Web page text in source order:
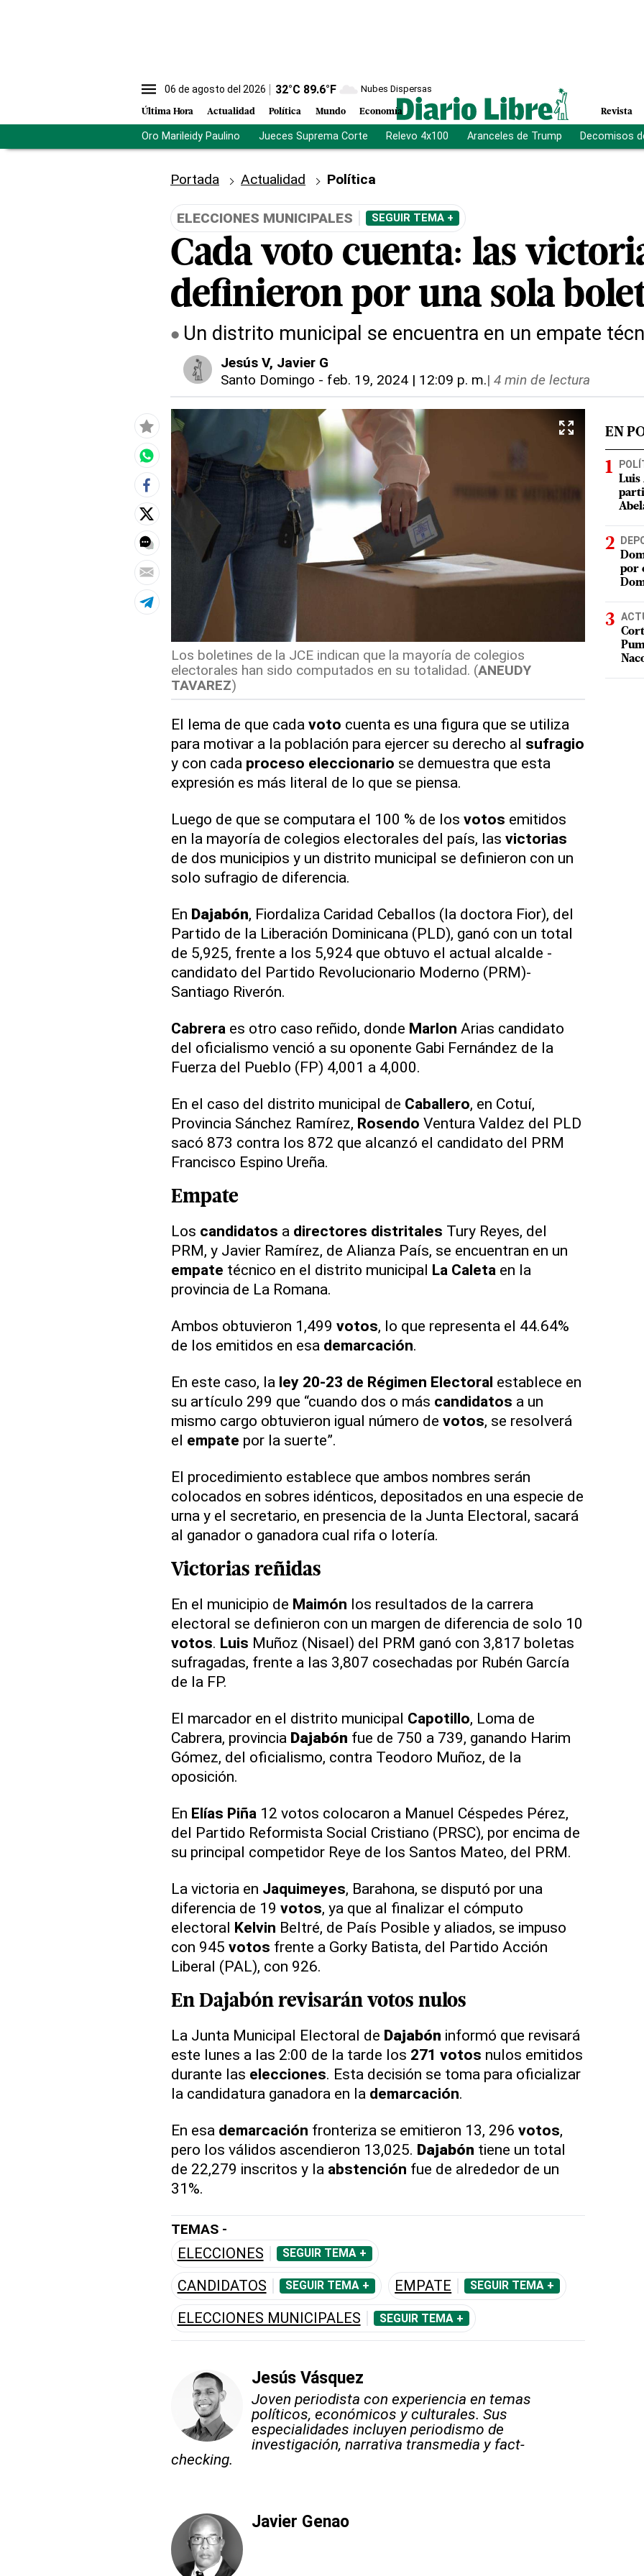
06 de agosto del 2026 32°C 89.6°F Nubes Dispersas
Última Hora Actualidad Política Mundo Economía Revista
Oro Marileidy Paulino Jueces Suprema Corte Relevo 4x100 Aranceles de Trump Decomisos
Portada Actualidad Política
ELECCIONES MUNICIPALES SEGUIR TEMA +
Cada voto cuenta: las
definieron por una sola
Un distrito municipal se encuentra en un empate
Jesús V, Javier G
Santo Domingo - feb. 19, 2024 | 12:09 p. m.| 4 min de lectura
Los boletines de la JCE indican que la mayoría de colegios
electorales han sido computados en su totalidad. (ANEUDY
TAVAREZ)
El lema de que cada voto cuenta es una figura que se utiliza
para motivar a la población para ejercer su derecho al sufragio
y con cada proceso eleccionario se demuestra que esta
expresión es más literal de lo que se piensa.
Luego de que se computara el 100 % de los votos emitidos
en la mayoría de colegios electorales del país, las victorias
de dos municipios y un distrito municipal se definieron con un
solo sufragio de diferencia.
En Dajabón, Fiordaliza Caridad Ceballos (la doctora Fior), del
Partido de la Liberación Dominicana (PLD), ganó con un total
de 5,925, frente a los 5,924 que obtuvo el actual alcalde -
candidato del Partido Revolucionario Moderno (PRM)-
Santiago Riverón.
Cabrera es otro caso reñido, donde Marlon Arias candidato
del oficialismo venció a su oponente Gabi Fernández de la
Fuerza del Pueblo (FP) 4,001 a 4,000.
En el caso del distrito municipal de Caballero, en Cotuí,
Provincia Sánchez Ramírez, Rosendo Ventura Valdez del PLD
sacó 873 contra los 872 que alcanzó el candidato del PRM
Francisco Espino Ureña.
Empate
Los candidatos a directores distritales Tury Reyes, del
PRM, y Javier Ramírez, de Alianza País, se encuentran en un
empate técnico en el distrito municipal La Caleta en la
provincia de La Romana.
Ambos obtuvieron 1,499 votos, lo que representa el 44.64%
de los emitidos en esa demarcación.
En este caso, la ley 20-23 de Régimen Electoral establece en
su artículo 299 que “cuando dos o más candidatos a un
mismo cargo obtuvieron igual número de votos, se resolverá
el empate por la suerte”.
El procedimiento establece que ambos nombres serán
colocados en sobres idénticos, depositados en una especie de
urna y el secretario, en presencia de la Junta Electoral, sacará
al ganador o ganadora cual rifa o lotería.
Victorias reñidas
En el municipio de Maimón los resultados de la carrera
electoral se definieron con un margen de diferencia de solo 10
votos. Luis Muñoz (Nisael) del PRM ganó con 3,817 boletas
sufragadas, frente a las 3,807 cosechadas por Rubén García
de la FP.
El marcador en el distrito municipal Capotillo, Loma de
Cabrera, provincia Dajabón fue de 750 a 739, ganando Harim
Gómez, del oficialismo, contra Teodoro Muñoz, de la
oposición.
En Elías Piña 12 votos colocaron a Manuel Céspedes Pérez,
del Partido Reformista Social Cristiano (PRSC), por encima de
su principal competidor Reye de los Santos Mateo, del PRM.
La victoria en Jaquimeyes, Barahona, se disputó por una
diferencia de 19 votos, ya que al finalizar el cómputo
electoral Kelvin Beltré, de País Posible y aliados, se impuso
con 945 votos frente a Gorky Batista, del Partido Acción
Liberal (PAL), con 926.
En Dajabónrevisarán votos nulos
La Junta Municipal Electoral de Dajabón informó que revisará
este lunes a las 2:00 de la tarde los 271 votos nulos emitidos
durante las elecciones. Esta decisión se toma para oficializar
la candidatura ganadora en la demarcación.
En esa demarcación fronteriza se emitieron 13, 296 votos,
pero los válidos ascendieron 13,025. Dajabón tiene un total
de 22,279 inscritos y la abstención fue de alrededor de un
31%.
TEMAS -
ELECCIONES SEGUIR TEMA +
CANDIDATOS SEGUIR TEMA + EMPATE SEGUIR TEMA +
ELECCIONES MUNICIPALES SEGUIR TEMA +
Jesús Vásquez
Joven periodista con experiencia en temas
políticos, económicos y culturales. Sus
especialidades incluyen periodismo de
investigación, narrativa transmedia y fact-
checking.
Javier Genao
EN
Luis
por